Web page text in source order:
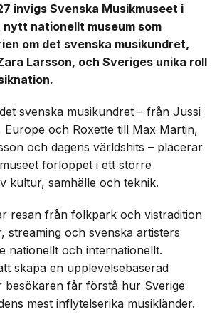
invigs Svenska Musikmuseet i
nationellt museum som
om det svenska musikundret,
Larsson, och Sveriges unika roll
svenska musikundret – från Jussi
Europe och Roxette till Max Martin,
och dagens världshits – placerar
förloppet i ett större
kultur, samhälle och teknik.
resan från folkpark och vistradition
streaming och svenska artisters
nationellt och internationellt.
skapa en upplevelsebaserad
besökaren får förstå hur Sverige
mest inflytelserika musikländer.